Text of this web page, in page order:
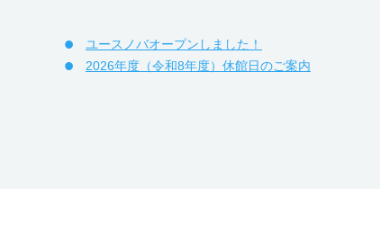
ユースノバオープンしました！
2026年度（令和8年度）休館日のご案内